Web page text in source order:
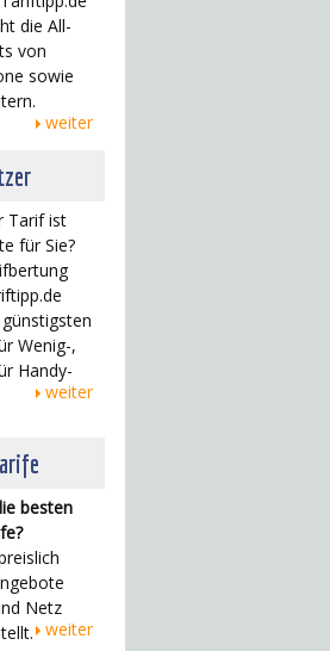
die All-
von
sowie
weiter
Tarif ist
für Sie?
Wenig-,
Handy-
weiter
besten
Netz
weiter